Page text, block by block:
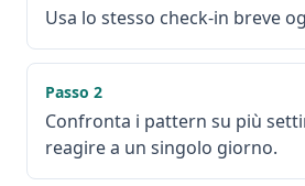
Usa lo stesso check-in breve
Passo 2
Confronta i pattern su più
reagire a un singolo giorno.